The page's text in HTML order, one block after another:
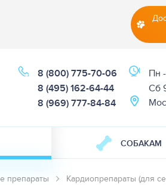
8 (800) 775-70-06
8 (495) 162-64-44
8 (969) 777-84-84
Пн
Cб
СОБАКАМ
препараты Кардиопрепараты (для